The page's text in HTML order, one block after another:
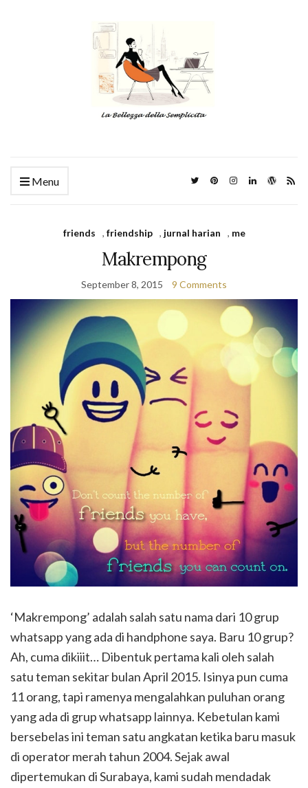
Menu
friends , friendship , jurnal harian , me
Makrempong
September 8, 2015 9 Comments
‘Makrempong’ adalah salah satu nama dari 10 grup
whatsapp yang ada di handphone saya. Baru 10 grup?
Ah, cuma dikiiit… Dibentuk pertama kali oleh salah
satu teman sekitar bulan April 2015. Isinya pun cuma
11 orang, tapi ramenya mengalahkan puluhan orang
yang ada di grup whatsapp lainnya. Kebetulan kami
bersebelas ini teman satu angkatan ketika baru masuk
di operator merah tahun 2004. Sejak awal
dipertemukan di Surabaya, kami sudah mendadak